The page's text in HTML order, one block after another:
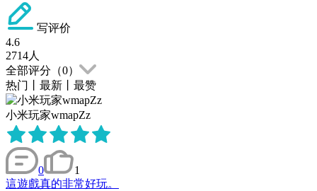
写评价
4.6
2714人
全部评分（0）
热门
最新 最赞
小米玩家wmapZz
0
1
這遊戲真的非常好玩。